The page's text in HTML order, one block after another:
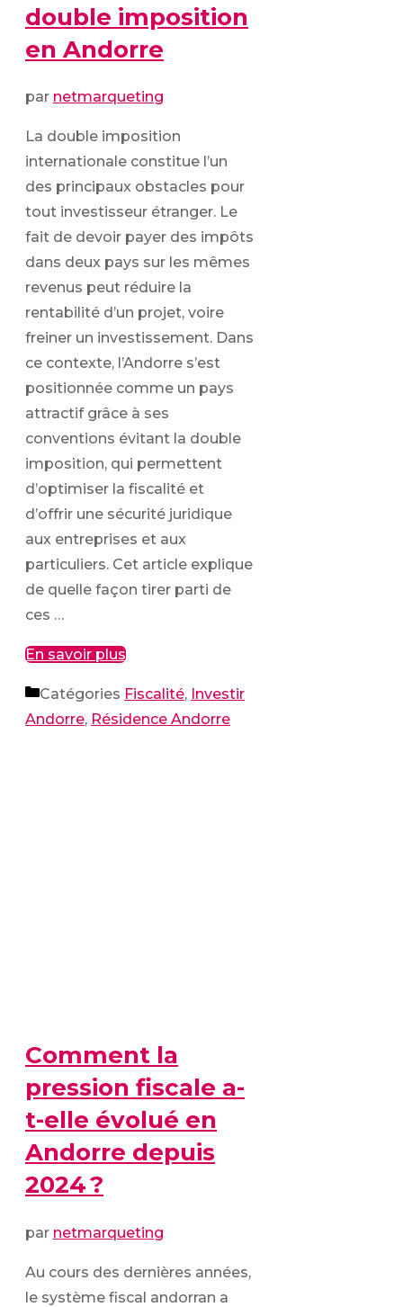
double imposition
en Andorre
par netmarqueting
La double imposition
internationale constitue l’un
des principaux obstacles pour
tout investisseur étranger. Le
fait de devoir payer des impôts
dans deux pays sur les mêmes
revenus peut réduire la
rentabilité d’un projet, voire
freiner un investissement. Dans
ce contexte, l’Andorre s’est
positionnée comme un pays
attractif grâce à ses
conventions évitant la double
imposition, qui permettent
d’optimiser la fiscalité et
d’offrir une sécurité juridique
aux entreprises et aux
particuliers. Cet article explique
de quelle façon tirer parti de
ces …
En savoir plus
Catégories Fiscalité, Investir
Andorre, Résidence Andorre
Comment la
pression fiscale a-
t-elle évolué en
Andorre depuis
2024 ?
par netmarqueting
Au cours des dernières années,
le système fiscal andorran a